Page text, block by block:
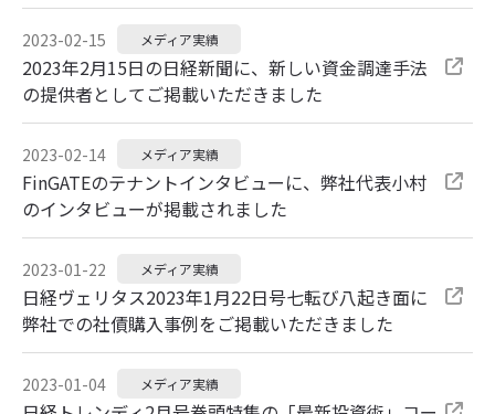
2023-02-15 メディア実績
2023年2月15日の日経新聞に、新しい資金調達手法
の提供者としてご掲載いただきました
2023-02-14 メディア実績
FinGATEのテナントインタビューに、弊社代表小村
のインタビューが掲載されました
2023-01-22 メディア実績
日経ヴェリタス2023年1月22日号七転び八起き面に
弊社での社債購入事例をご掲載いただきました
2023-01-04 メディア実績